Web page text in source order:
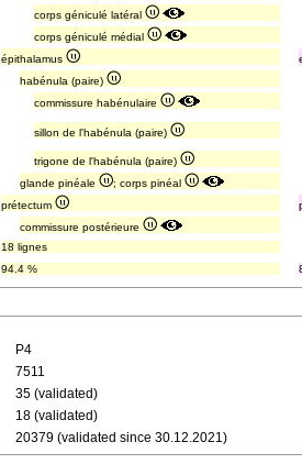
corps géniculé latéral
corps géniculé médial
épithalamus
habénula (paire)
commissure habénulaire
sillon de l'habénula (paire)
trigone de l'habénula (paire)
glande pinéale
; corps pinéal
prétectum
commissure postérieure
18 lignes
94.4 %
P4
7511
35 (validated)
18 (validated)
20379 (validated since 30.12.2021)